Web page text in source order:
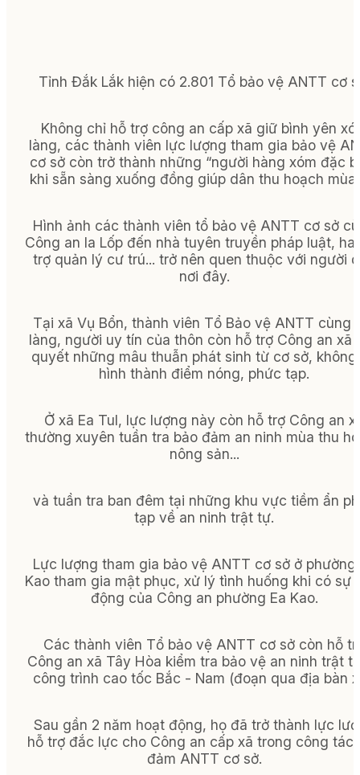
Tỉnh Đắk Lắk hiện có 2.801 Tổ bảo vệ ANTT cơ
Không chỉ hỗ trợ công an cấp xã giữ bình yên
làng, các thành viên lực lượng tham gia bảo vệ
cơ sở còn trở thành những “người hàng xóm đặc
khi sẵn sàng xuống đồng giúp dân thu hoạch mùa
Hình ảnh các thành viên tổ bảo vệ ANTT cơ sở
Công an Ia Lốp đến nhà tuyên truyền pháp luật,
trợ quản lý cư trú... trở nên quen thuộc với người
nơi đây.
Tại xã Vụ Bổn, thành viên Tổ Bảo vệ ANTT cùng
làng, người uy tín của thôn còn hỗ trợ Công an xã
quyết những mâu thuẫn phát sinh từ cơ sở, không
hình thành điểm nóng, phức tạp.
Ở xã Ea Tul, lực lượng này còn hỗ trợ Công an
thường xuyên tuần tra bảo đảm an ninh mùa thu
nông sản...
và tuần tra ban đêm tại những khu vực tiềm ẩn
tạp về an ninh trật tự.
Lực lượng tham gia bảo vệ ANTT cơ sở ở phường
Kao tham gia mật phục, xử lý tình huống khi có sự
động của Công an phường Ea Kao.
Các thành viên Tổ bảo vệ ANTT cơ sở còn hỗ
Công an xã Tây Hòa kiểm tra bảo vệ an ninh trật
công trình cao tốc Bắc - Nam (đoạn qua địa bàn
Sau gần 2 năm hoạt động, họ đã trở thành lực
hỗ trợ đắc lực cho Công an cấp xã trong công tác
đảm ANTT cơ sở.